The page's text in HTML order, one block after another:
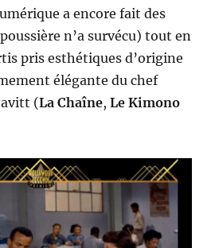
a encore fait des
n’a survécu) tout en
pris esthétiques d’origine
élégante du chef
(La Chaîne,Le Kimono